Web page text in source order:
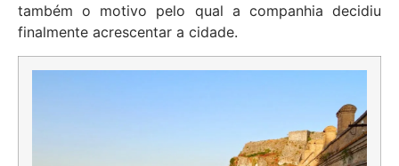
também o motivo pelo qual a companhia decidiu
finalmente acrescentar a cidade.